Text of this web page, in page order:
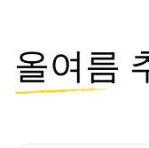
올여름